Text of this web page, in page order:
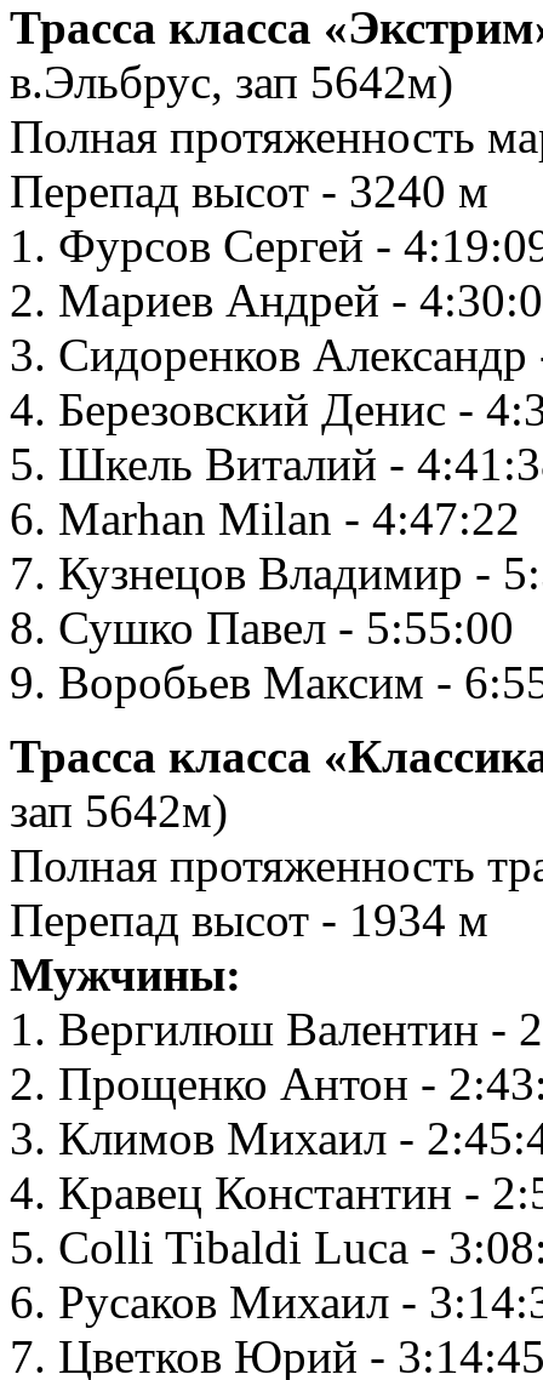
Трасса класса
в.Эльбрус, зап 5642м)
Полная протяженность
Перепад высот - 3240 м
1. Фурсов Сергей -
2. Мариев Андрей -
3. Сидоренков
4. Березовский Денис -
5. Шкель Виталий -
6. Marhan Milan - 4:47:22
7. Кузнецов Владимир -
8. Сушко Павел - 5:55:00
9. Воробьев Максим -
Трасса класса
зап 5642м)
Полная протяженность
Перепад высот - 1934 м
Мужчины:
1. Вергилюш Валентин -
2. Прощенко Антон -
3. Климов Михаил -
4. Кравец Константин -
5. Colli Tibaldi Luca -
6. Русаков Михаил -
7. Цветков Юрий -